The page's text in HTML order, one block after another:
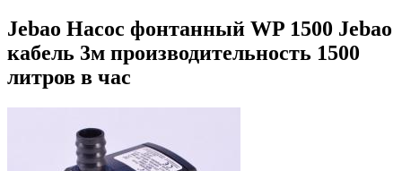
Jebao Насос фонтанный WP 1500 Jebao
кабель 3м производительность 1500
литров в час